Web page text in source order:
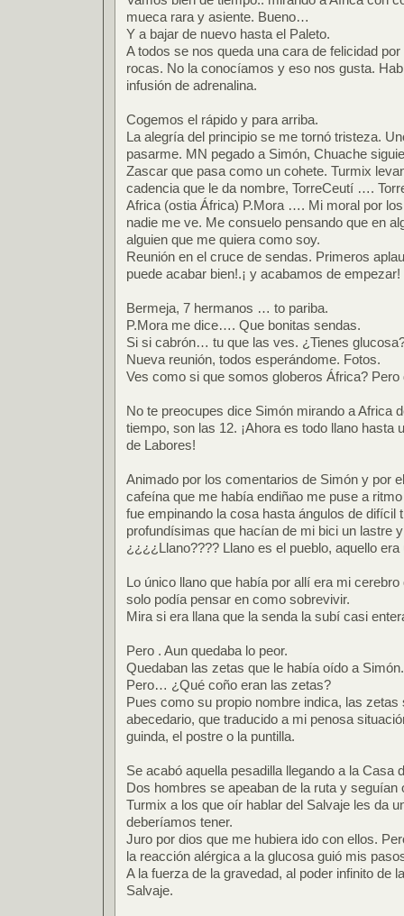
mueca rara y asiente. Bueno…
Y a bajar de nuevo hasta el Paleto.
A todos se nos queda una cara de felicidad
rocas. No la conocíamos y eso nos gusta.
infusión de adrenalina.
Cogemos el rápido y para arriba.
La alegría del principio se me tornó tristeza.
pasarme. MN pegado a Simón, Chuache
Zascar que pasa como un cohete. Turmix
cadencia que le da nombre, TorreCeutí ….
Africa (ostia África) P.Mora …. Mi moral por
nadie me ve. Me consuelo pensando que en
alguien que me quiera como soy.
Reunión en el cruce de sendas. Primeros
puede acabar bien!.¡ y acabamos de empezar!
Bermeja, 7 hermanos … to pariba.
P.Mora me dice…. Que bonitas sendas.
Si si cabrón… tu que las ves. ¿Tienes
Nueva reunión, todos esperándome. Fotos.
Ves como si que somos globeros África? Pero
No te preocupes dice Simón mirando a Africa
tiempo, son las 12. ¡Ahora es todo llano hasta
de Labores!
Animado por los comentarios de Simón y por
cafeína que me había endiñao me puse a
fue empinando la cosa hasta ángulos de difícil
profundísimas que hacían de mi bici un lastre
¿¿¿¿Llano???? Llano es el pueblo, aquello era
Lo único llano que había por allí era mi
solo podía pensar en como sobrevivir.
Mira si era llana que la senda la subí casi
Pero . Aun quedaba lo peor.
Quedaban las zetas que le había oído a Simón.
Pero… ¿Qué coño eran las zetas?
Pues como su propio nombre indica, las zetas
abecedario, que traducido a mi penosa
guinda, el postre o la puntilla.
Se acabó aquella pesadilla llegando a la Casa
Dos hombres se apeaban de la ruta y
Turmix a los que oír hablar del Salvaje les da
deberíamos tener.
Juro por dios que me hubiera ido con ellos.
la reacción alérgica a la glucosa guió mis
A la fuerza de la gravedad, al poder infinito de
Salvaje.